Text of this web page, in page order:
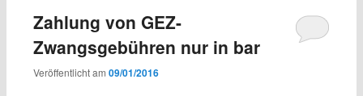
Zahlung von GEZ-
Zwangsgebühren nur in bar
Veröffentlicht am 09/01/2016